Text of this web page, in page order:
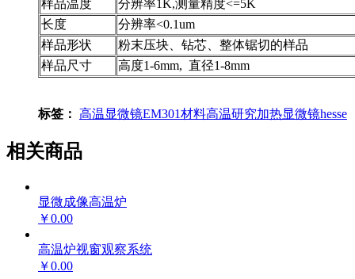
样品温度
分辨率1K,测量精度<=5K
长度
分辨率<0.1um
样品形状
粉末压块、钻芯、整体锯切的样品
样品尺寸
高度1-6mm, 直径1-8mm
标签： 高温显微镜EM301材料高温研究加热显微镜hesse
相关商品
显微成像高温炉
￥0.00
高温炉视窗观察系统
￥0.00